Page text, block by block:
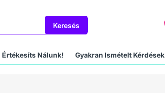
Keresés
Értékesíts Nálunk! Gyakran Ismételt Kérdések